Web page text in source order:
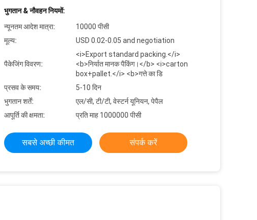
भुगतान & नौवहन नियमों:
न्यूनतम आदेश मात्रा:
10000 पीसी
मूल्य:
USD 0.02-0.05 and negotiation
पैकेजिंग विवरण:
<i>Export standard packing.</i>
<b>निर्यात मानक पैकिंग।</b> <i>carton
box+pallet.</i> <b>गत्ते का डि
प्रसव के समय:
5-10 दिन
भुगतान शर्तें:
एल/सी, टी/टी, वेस्टर्न यूनियन, पेपैल
आपूर्ति की क्षमता:
प्रति माह 1000000 पीसी
सबसे अच्छी कीमत संपर्क करें